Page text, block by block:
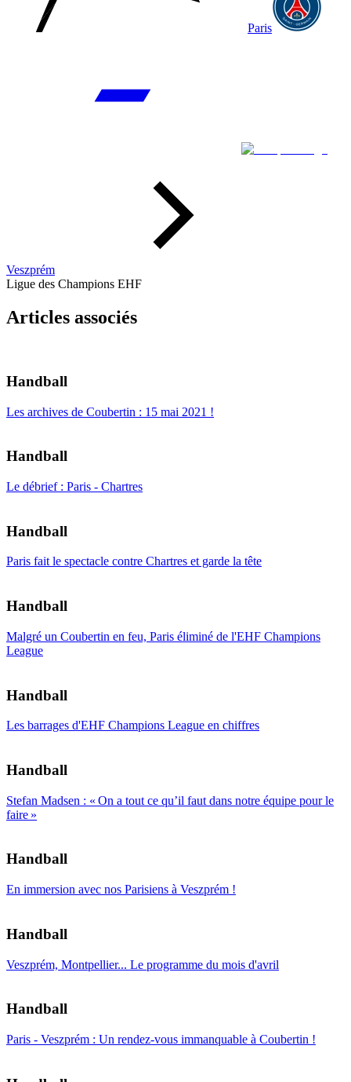
Paris
Veszprém
Ligue des Champions EHF
Articles associés
Handball
Les archives de Coubertin : 15 mai 2021 !
Handball
Le débrief : Paris - Chartres
Handball
Paris fait le spectacle contre Chartres et garde la tête
Handball
Malgré un Coubertin en feu, Paris éliminé de l'EHF Champions
League
Handball
Les barrages d'EHF Champions League en chiffres
Handball
Stefan Madsen : « On a tout ce qu’il faut dans notre équipe pour le
faire »
Handball
En immersion avec nos Parisiens à Veszprém !
Handball
Veszprém, Montpellier... Le programme du mois d'avril
Handball
Paris - Veszprém : Un rendez-vous immanquable à Coubertin !